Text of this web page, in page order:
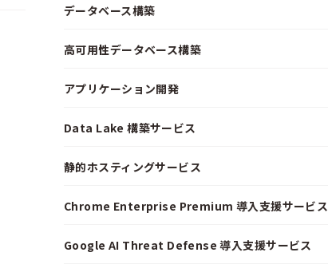
データベース構築
高可用性データベース構築
アプリケーション開発
Data Lake 構築サービス
静的ホスティングサービス
Chrome Enterprise Premium 導入支援サービス
Google AI Threat Defense 導入支援サービス